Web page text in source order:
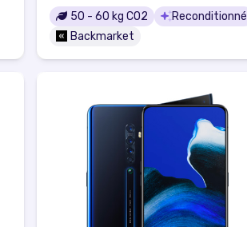
50 - 60 kg CO2
Reconditionné
Backmarket